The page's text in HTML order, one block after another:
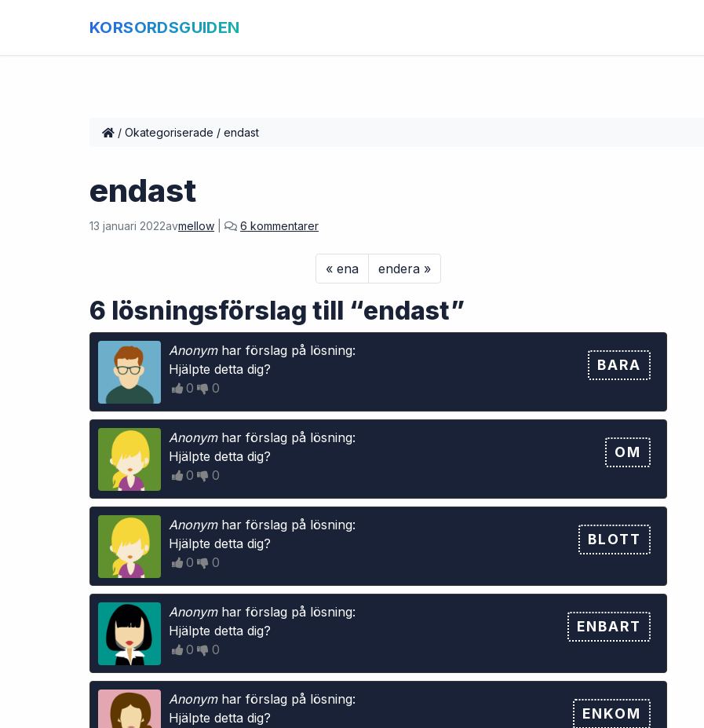
KORSORDSGUIDEN
/ Okategoriserade / endast
endast
13 januari 2022avmellow 6 kommentarert
l
n
d
s
ena endera
6 lösningsförslag till “endast”
Anonym har förslag på lösning:
BARA
Hjälpte detta dig?
0
0
Anonym har förslag på lösning:
OM
Hjälpte detta dig?
0
0
Anonym har förslag på lösning:
BLOTT
Hjälpte detta dig?
0
0
Anonym har förslag på lösning:
ENBART
Hjälpte detta dig?
0
0
Anonym har förslag på lösning:
ENKOM
Hjälpte detta dig?